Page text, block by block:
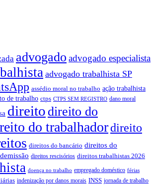
advogado advogado especialista
advogado trabalhista SP
assédio moral no trabalho ação trabalhista
de trabalho ctps CTPS SEM REGISTRO dano moral
direito direito do
do trabalhadordireito
direitos do bancário direitos do
direitos rescisórios direitos trabalhistas 2026
doença no trabalho empregado doméstico férias
indenização por danos morais INSS jornada de trabalho